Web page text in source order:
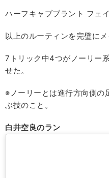
ハーフキャブブラント フェ
以上のルーティンを完璧に
7トリック中4つがノーリー
せた。
※ノーリーとは進行方向側の
ぶ技のこと。
白井空良のラン